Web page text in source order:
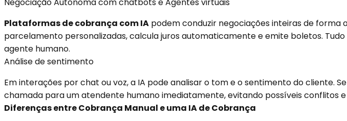
Plataformas de cobrança com IA podem conduzir negociações inteiras de
parcelamento personalizadas, calcula juros automaticamente e emite boletos.
agente humano.
Análise de sentimento
Em interações por chat ou voz, a IA pode analisar o tom e o sentimento do cliente.
chamada para um atendente humano imediatamente, evitando possíveis conflitos
Diferenças entre Cobrança Manual e uma IA de Cobrança